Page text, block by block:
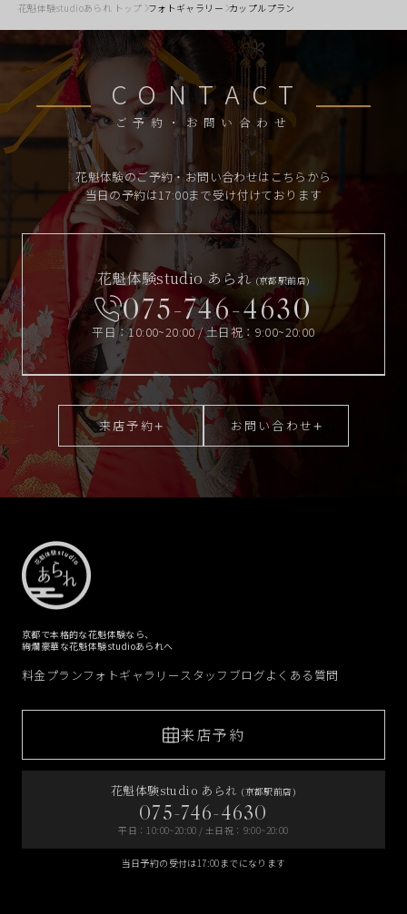
花魁体験studioあられ トップ フォトギャラリー カップルプラン
CONTACT
ご予約・お問い合わせ
花魁体験のご予約・お問い合わせはこちらから
当日の予約は17:00まで受け付けております
花魁体験studio あられ (京都駅前店)
075-746-4630
平日：10:00~20:00 / 土日祝：9:00~20:00
来店予約 お問い合わせ
京都で本格的な花魁体験なら、
絢爛豪華な花魁体験studioあられへ
料金プランフォトギャラリースタッフブログよくある質問
来店予約
花魁体験studio あられ (京都駅前店)
075-746-4630
平日：10:00~20:00 / 土日祝：9:00~20:00
当日予約の受付は17:00までになります